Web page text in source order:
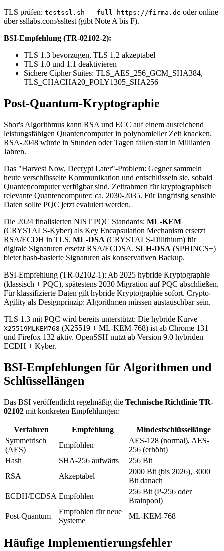
TLS prüfen: testssl.sh --full https://firma.de oder online
über ssllabs.com/ssltest (gibt Note A bis F).
BSI-Empfehlung (TR-02102-2):
TLS 1.3 bevorzugen, TLS 1.2 akzeptabel
TLS 1.0 und 1.1 deaktivieren
Sichere Cipher Suites: TLS_AES_256_GCM_SHA384,
TLS_CHACHA20_POLY1305_SHA256
Post-Quantum-Kryptographie
Shor's Algorithmus kann RSA und ECC auf einem ausreichend
leistungsfähigen Quantencomputer in polynomieller Zeit knacken.
RSA-2048 würde in Stunden oder Tagen fallen statt in Milliarden
Jahren.
Das "Harvest Now, Decrypt Later"-Problem: Gegner sammeln
heute verschlüsselte Kommunikation und entschlüsseln sie, sobald
Quantencomputer verfügbar sind. Zeitrahmen für kryptographisch
relevante Quantencomputer: ca. 2030-2035. Für langfristig sensible
Daten sollte PQC jetzt evaluiert werden.
Die 2024 finalisierten NIST PQC Standards: ML-KEM
(CRYSTALS-Kyber) als Key Encapsulation Mechanism ersetzt
RSA/ECDH in TLS. ML-DSA (CRYSTALS-Dilithium) für
digitale Signaturen ersetzt RSA/ECDSA. SLH-DSA (SPHINCS+)
bietet hash-basierte Signaturen als konservativen Backup.
BSI-Empfehlung (TR-02102-1): Ab 2025 hybride Kryptographie
(klassisch + PQC), spätestens 2030 Migration auf PQC abschließen.
Für klassifizierte Daten gilt hybride Kryptographie sofort. Crypto-
Agility als Designprinzip: Algorithmen müssen austauschbar sein.
TLS 1.3 mit PQC wird bereits unterstützt: Die hybride Kurve
X25519MLKEM768 (X25519 + ML-KEM-768) ist ab Chrome 131
und Firefox 132 aktiv. OpenSSH nutzt ab Version 9.0 hybriden
ECDH + Kyber.
BSI-Empfehlungen für Algorithmen und
Schlüssellängen
Das BSI veröffentlicht regelmäßig die Technische Richtlinie TR-
02102 mit konkreten Empfehlungen:
Verfahren Empfehlung
Mindestschlüssellänge
Symmetrisch
(AES)
Empfohlen
AES-128 (normal), AES-
256 (erhöht)
Hash
SHA-256 aufwärts
256 Bit
RSA
Akzeptabel
2000 Bit (bis 2026), 3000
Bit danach
ECDH/ECDSA Empfohlen
256 Bit (P-256 oder
Brainpool)
Post-Quantum
Empfohlen für neue
Systeme
ML-KEM-768+
Häufige Implementierungsfehler